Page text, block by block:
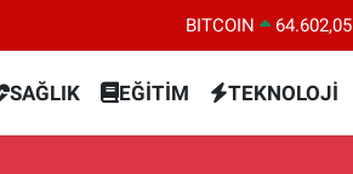
BITCOIN 64.602,05
SAĞLIK EĞİTİM TEKNOLOJİ